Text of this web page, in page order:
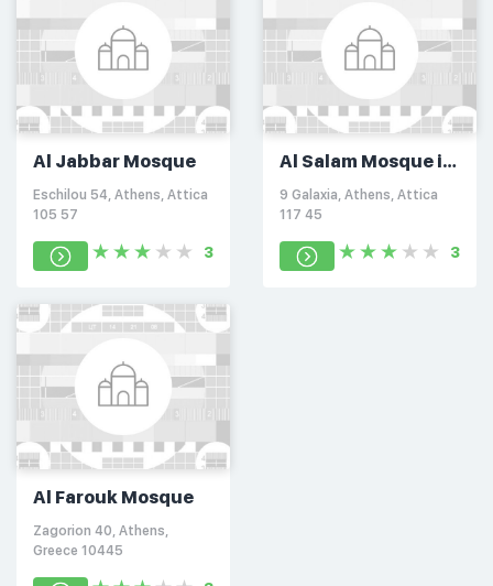
Al Jabbar Mosque
Eschilou 54, Athens, Attica
105 57
3
Al Salam Mosque in
Athens
9 Galaxia, Athens, Attica
117 45
3
Al Farouk Mosque
Zagorion 40, Athens,
Greece 10445